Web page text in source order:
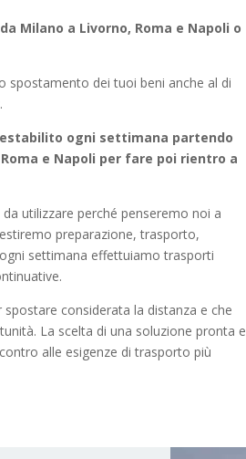
Milano a Livorno, Roma e Napoli o
spostamento dei tuoi beni anche al di
ogni settimana partendo
e Napoli per fare poi rientro a
utilizzare perché penseremo noi a
preparazione, trasporto,
settimana effettuiamo trasporti
considerata la distanza e che
La scelta di una soluzione pronta e
alle esigenze di trasporto più